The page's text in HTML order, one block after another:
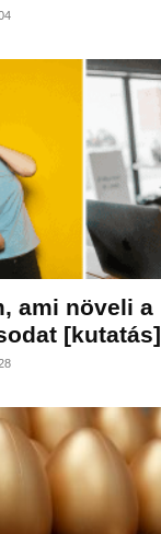
ami növeli a
[kutatás]